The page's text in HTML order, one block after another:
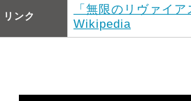
リンク
「無限のリヴァイ
Wikipedia